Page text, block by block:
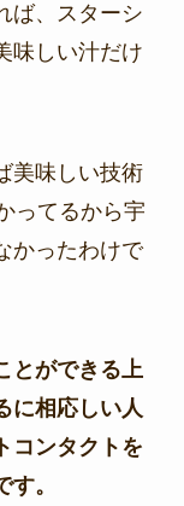
ば、スターシ
味しい汁だけ
美味しい技術
ってるから宇
かったわけで
とができる上
に相応しい人
コンタクトを
。